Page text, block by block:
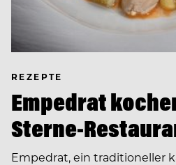
REZEPTE
Empedrat
Sterne-
Empedrat, ein traditioneller